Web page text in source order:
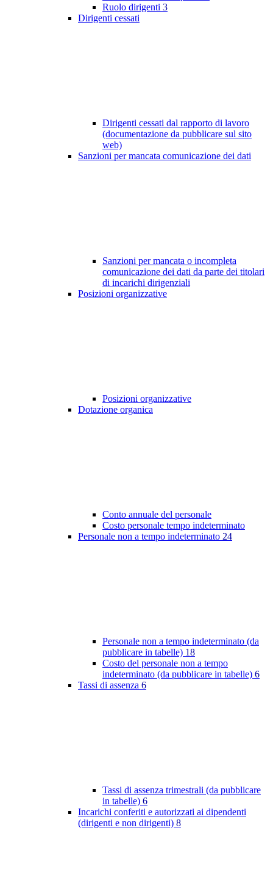
Ruolo dirigenti 3
Dirigenti cessati
Dirigenti cessati dal rapporto di lavoro
(documentazione da pubblicare sul sito
web)
Sanzioni per mancata comunicazione dei dati
Sanzioni per mancata o incompleta
comunicazione dei dati da parte dei titolari
di incarichi dirigenziali
Posizioni organizzative
Posizioni organizzative
Dotazione organica
Conto annuale del personale
Costo personale tempo indeterminato
Personale non a tempo indeterminato 24
Personale non a tempo indeterminato (da
pubblicare in tabelle) 18
Costo del personale non a tempo
indeterminato (da pubblicare in tabelle) 6
Tassi di assenza 6
Tassi di assenza trimestrali (da pubblicare
in tabelle) 6
Incarichi conferiti e autorizzati ai dipendenti
(dirigenti e non dirigenti) 8